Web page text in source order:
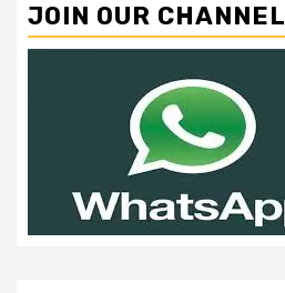
JOIN OUR CHANNEL